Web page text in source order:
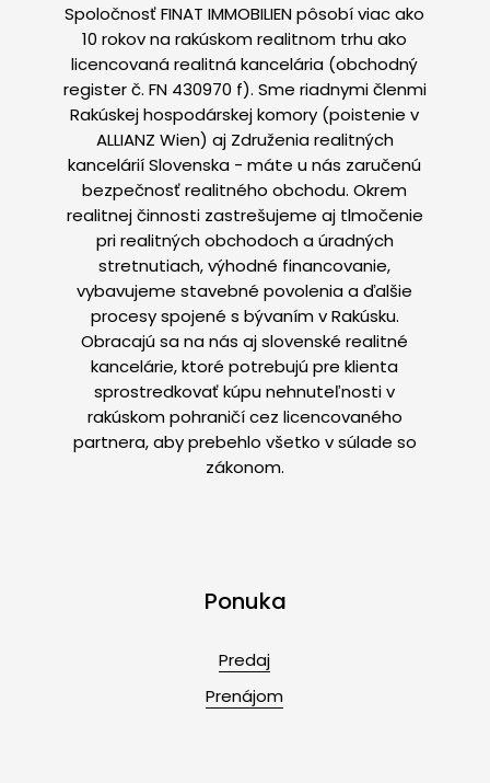
Spoločnosť FINAT IMMOBILIEN pôsobí viac ako
10 rokov na rakúskom realitnom trhu ako
licencovaná realitná kancelária (obchodný
register č. FN 430970 f). Sme riadnymi členmi
Rakúskej hospodárskej komory (poistenie v
ALLIANZ Wien) aj Združenia realitných
kancelárií Slovenska - máte u nás zaručenú
bezpečnosť realitného obchodu. Okrem
realitnej činnosti zastrešujeme aj tlmočenie
pri realitných obchodoch a úradných
stretnutiach, výhodné financovanie,
vybavujeme stavebné povolenia a ďalšie
procesy spojené s bývaním v Rakúsku.
Obracajú sa na nás aj slovenské realitné
kancelárie, ktoré potrebujú pre klienta
sprostredkovať kúpu nehnuteľnosti v
rakúskom pohraničí cez licencovaného
partnera, aby prebehlo všetko v súlade so
zákonom.
Ponuka
Predaj
Prenájom